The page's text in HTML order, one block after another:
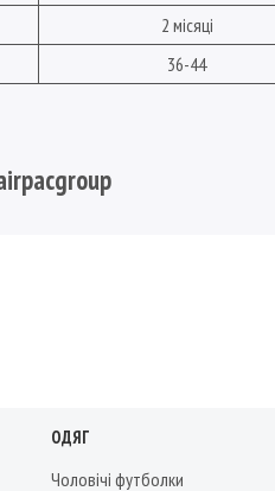
2 місяці
36-44
ОДЯГ
Чоловічі футболки